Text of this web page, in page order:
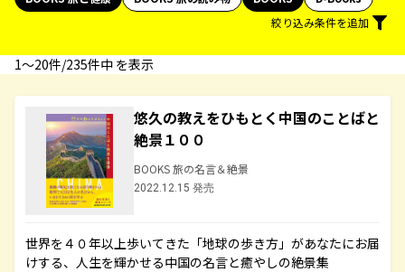
絞り込み条件を追加
1〜20件/235件中 を表示
悠久の教えをひもとく中国のことばと
絶景１００
BOOKS 旅の名言＆絶景
2022.12.15 発売
世界を４０年以上歩いてきた「地球の歩き方」があなたにお届
けする、人生を輝かせる中国の名言と癒やしの絶景集